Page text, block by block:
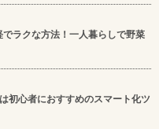
ラクな方法！一人暮らしで野菜
初心者におすすめのスマート化ツ